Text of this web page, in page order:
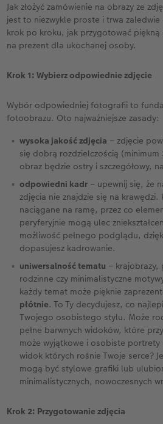
Jak złożyć zamówienie na obrazy ze
jest to niezwykle proste i trwa
krok po kroku, jak przygotować
na prezent dla ukochanej osoby.
Krok 1: Wybierz odpowiednie zdjęcie
Wybór odpowiedniej fotografii to
fotoobrazu. Oto najważniejsze zasady:
wysoka jakość zdjęcia – zdjęcie
się dobrą rozdzielczością (minimum
obraz będzie ostry i szczegółowy,
odpowiedni kadr – upewnij się, że
zdjęcia nie znajdzie się na krawędzi.
naciągane na ramę, przez co
peryferyjnie mogą ulec
możliwość pełnego podglądu,
dopasujesz kadrowanie.
uniwersalność tematu – krajobrazy,
rodzinne czy minimalistyczne
każdy temat może pięknie
płótnie. To Ty decydujesz, co
Twojego osobistego stylu. Może
pełne barwnych widoków, które
może wyjątkowe i osobiste
widok których rośnie Twoje serce?
mogą być stylowe grafiki lub
minimalistycznych, nowoczesnych
Krok 2: Przygotowanie zdjęcia